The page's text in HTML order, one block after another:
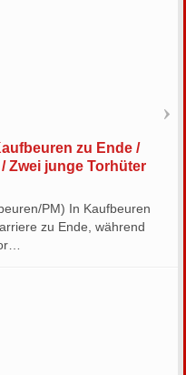
zu Ende /
Zwei junge Torhüter
PM) In Kaufbeuren
zu Ende, während